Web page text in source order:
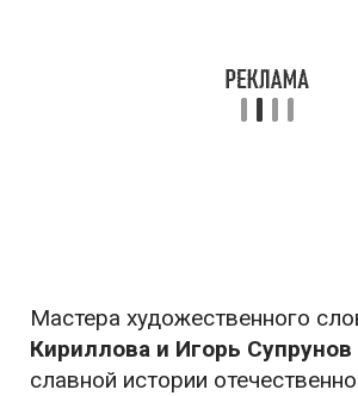
Мастера художественного
Кириллова и Игорь Супрунов
славной истории